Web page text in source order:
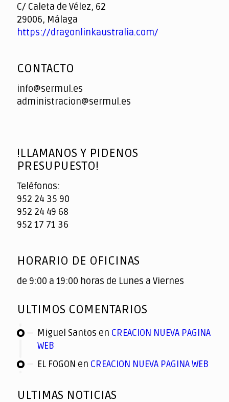
C/ Caleta de Vélez, 62
29006, Málaga
https://dragonlinkaustralia.com/
CONTACTO
info@sermul.es
administracion@sermul.es
!LLAMANOS Y PIDENOS
PRESUPUESTO!
Teléfonos:
952 24 35 90
952 24 49 68
952 17 71 36
HORARIO DE OFICINAS
de 9:00 a 19:00 horas de Lunes a Viernes
ULTIMOS COMENTARIOS
Miguel Santos en CREACION NUEVA PAGINA
WEB
EL FOGON en CREACION NUEVA PAGINA WEB
ULTIMAS NOTICIAS